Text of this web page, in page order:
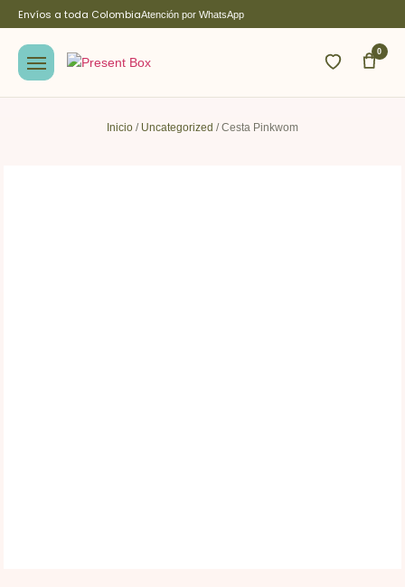
Envíos a toda ColombiaAtención por WhatsApp
0
Inicio / Uncategorized / Cesta Pinkwom